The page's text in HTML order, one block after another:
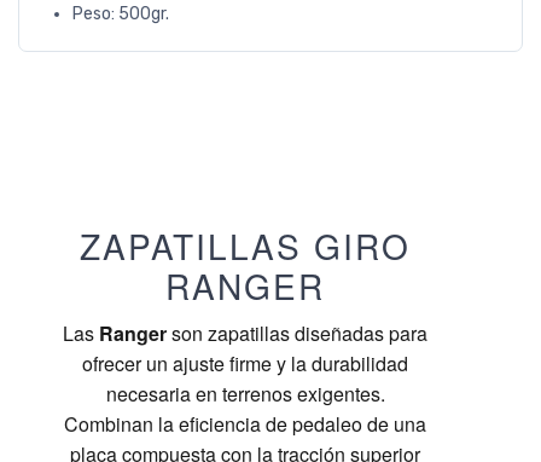
Peso: 500gr.
ZAPATILLAS GIRO
RANGER
Las Rangerson zapatillas diseñadas para
ofrecer un ajuste firme y la durabilidad
necesaria en terrenos exigentes.
Combinan la eficiencia de pedaleo de una
placa compuesta con la tracción superior